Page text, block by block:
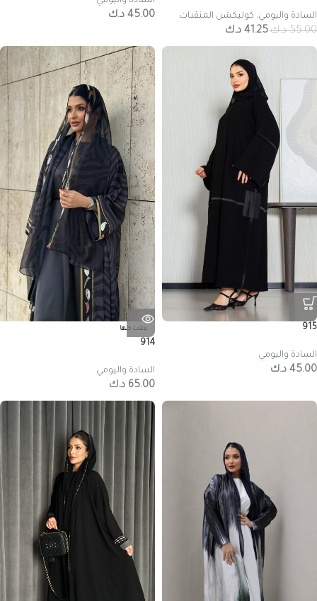
السادة واليومي, كوليكشن المنقبات
55.00 د.ك41.25 د.ك
45.00 د.ك
915
السادة واليومي
45.00 د.ك
بيعت كلها
914
السادة واليومي
65.00 د.ك